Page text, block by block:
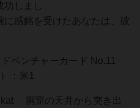
功しまし
受けたあなたは、彼
ドベンチャーカード No.11
米1
洞窟の天井から突き出